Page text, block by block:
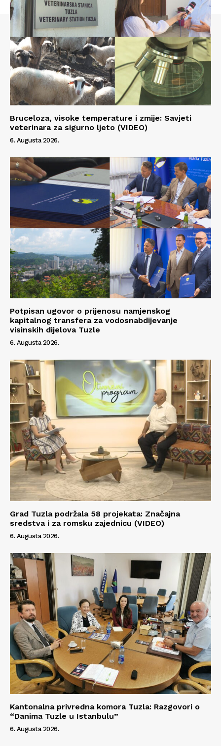
Bruceloza, visoke temperature i zmije: Savjeti
veterinara za sigurno ljeto (VIDEO)
6. Augusta 2026.
Potpisan ugovor o prijenosu namjenskog
kapitalnog transfera za vodosnabdijevanje
visinskih dijelova Tuzle
6. Augusta 2026.
Grad Tuzla podržala 58 projekata: Značajna
sredstva i za romsku zajednicu (VIDEO)
6. Augusta 2026.
Kantonalna privredna komora Tuzla: Razgovori o
“Danima Tuzle u Istanbulu”
6. Augusta 2026.